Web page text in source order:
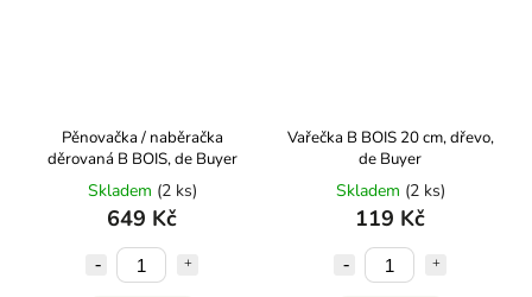
Pěnovačka / naběračka
děrovaná B BOIS, de Buyer
Skladem (2 ks)
649 Kč
Vařečka B BOIS 20 cm, dřevo,
de Buyer
Skladem (2 ks)
119 Kč